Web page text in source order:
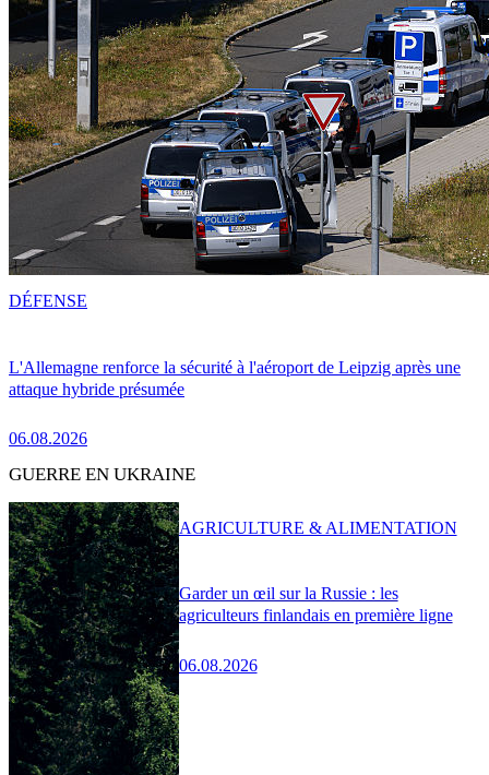
L'Allemagne renforce la sécurité à l'aéroport de Leipzig après une
attaque hybride présumée
06.08.2026
DÉFENSE
GUERRE EN UKRAINE
Garder un œil sur la Russie : les
agriculteurs finlandais en première ligne
06.08.2026
AGRICULTURE & ALIMENTATION